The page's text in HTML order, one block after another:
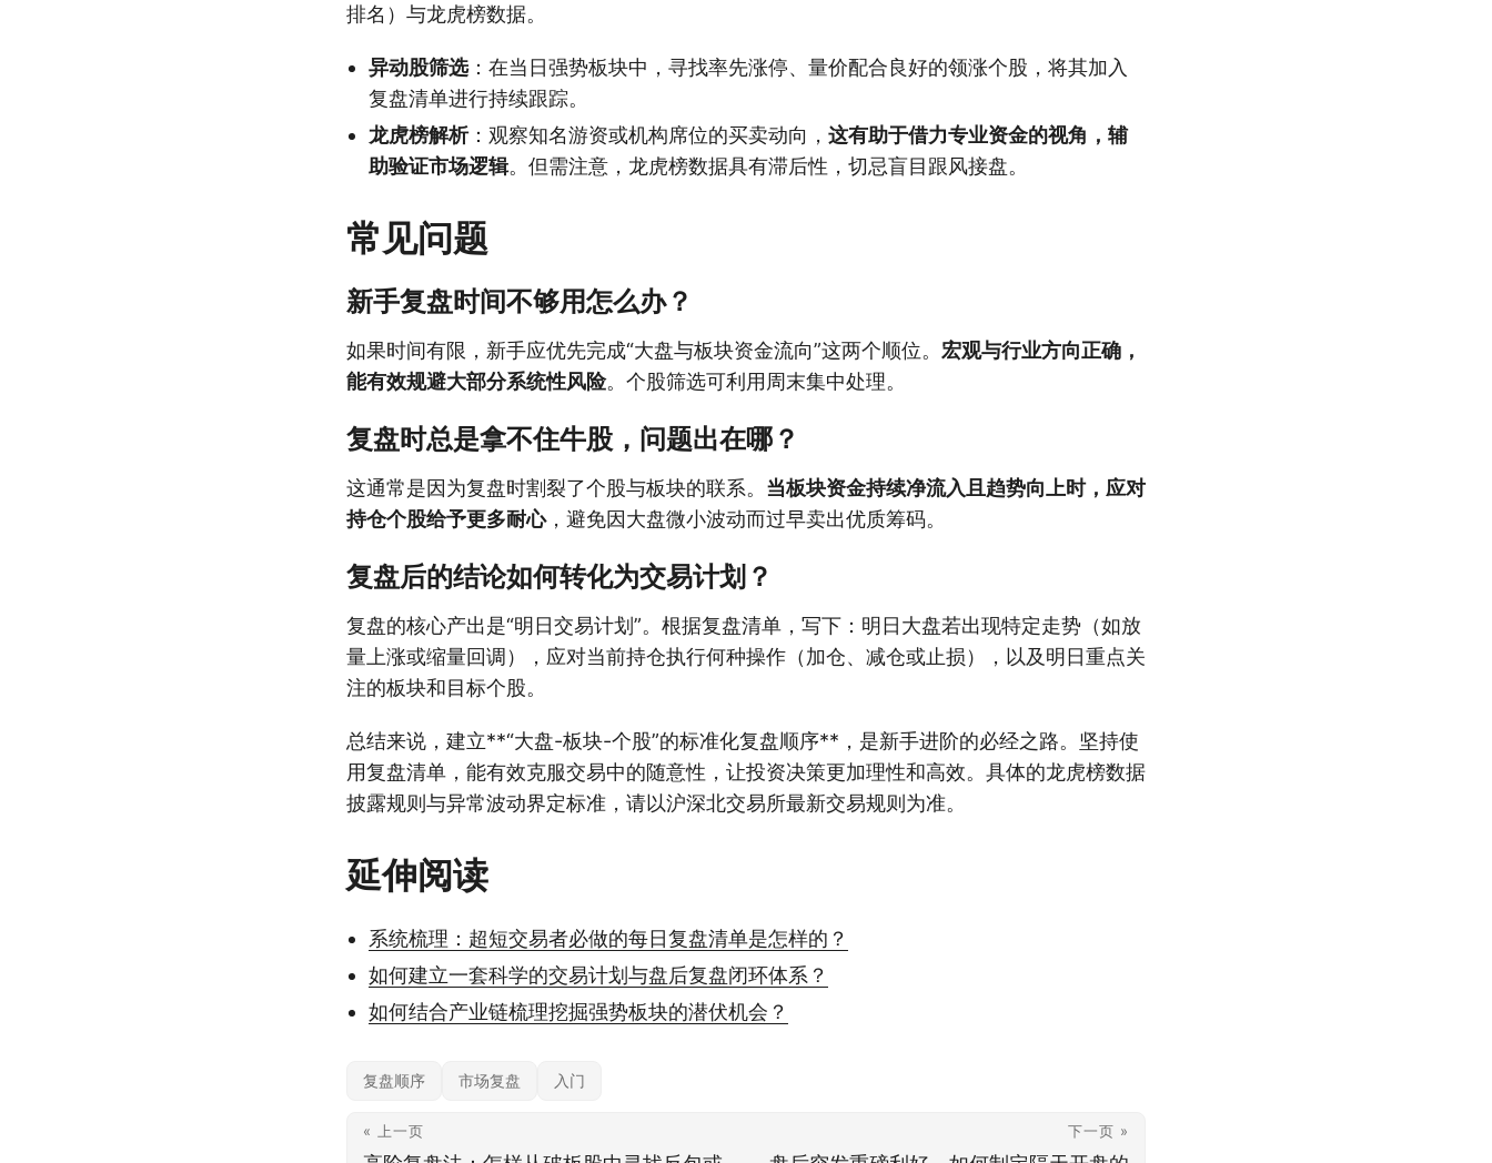
排名）与龙虎榜数据。
异动股筛选：在当日强势板块中，寻找率先涨停、量价配合良好的领涨个股，将其加入
复盘清单进行持续跟踪。
龙虎榜解析：观察知名游资或机构席位的买卖动向， 这有助于借力专业资金的视角，辅
助验证市场逻辑。但需注意，龙虎榜数据具有滞后性，切忌盲目跟风接盘。
常见问题
新手复盘时间不够用怎么办？
如果时间有限，新手应优先完成“大盘与板块资金流向”这两个顺位。 宏观与行业方向正确，
能有效规避大部分系统性风险。个股筛选可利用周末集中处理。
复盘时总是拿不住牛股，问题出在哪？
这通常是因为复盘时割裂了个股与板块的联系。 当板块资金持续净流入且趋势向上时，应对
持仓个股给予更多耐心，避免因大盘微小波动而过早卖出优质筹码。
复盘后的结论如何转化为交易计划？
复盘的核心产出是“明日交易计划”。根据复盘清单，写下：明日大盘若出现特定走势（如放
量上涨或缩量回调），应对当前持仓执行何种操作（加仓、减仓或止损），以及明日重点关
注的板块和目标个股。
总结来说，建立**“大盘-板块-个股”的标准化复盘顺序**，是新手进阶的必经之路。坚持使
用复盘清单，能有效克服交易中的随意性，让投资决策更加理性和高效。具体的龙虎榜数据
披露规则与异常波动界定标准，请以沪深北交易所最新交易规则为准。
延伸阅读
系统梳理：超短交易者必做的每日复盘清单是怎样的？
如何建立一套科学的交易计划与盘后复盘闭环体系？
如何结合产业链梳理挖掘强势板块的潜伏机会？
复盘顺序 市场复盘 入门
« 上一页 下一页 »